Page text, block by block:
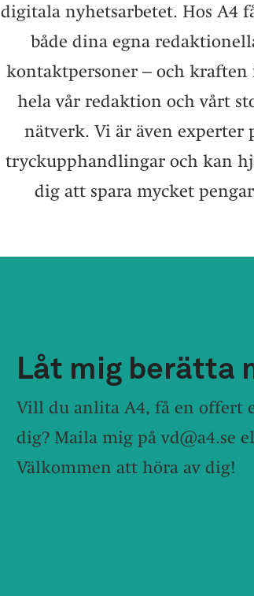
digitala nyhetsarbetet. Hos A4
både dina egna
kontaktpersoner – och kraften
hela vår redaktion och vårt
nätverk. Vi är även experter
tryckupphandlingar och kan
dig att spara mycket
Låt mig berätta
Vill du anlita A4, få en offert
dig? Maila mig påvd@a4.se
Välkommen att höra av dig!